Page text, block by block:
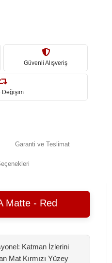
Güvenli Alışveriş
Değişim
Garanti ve Teslimat
Matte - Red
Katman İzlerini
Mat Kırmızı Yüzey